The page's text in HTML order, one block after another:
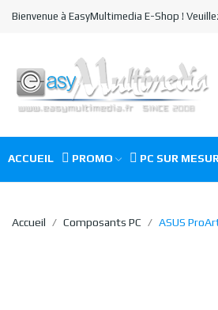
Bienvenue à EasyMultimedia E-Shop !
ACCUEIL PROMO PC SUR
Accueil Composants PC ASUS